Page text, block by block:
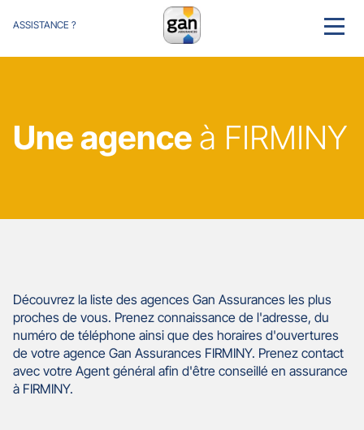
ASSISTANCE ? MENU
Une agence à FIRMINY
Découvrez la liste des agences Gan Assurances les plus
proches de vous. Prenez connaissance de l'adresse, du
numéro de téléphone ainsi que des horaires d'ouvertures
de votre agence Gan Assurances FIRMINY. Prenez contact
avec votre Agent général afin d'être conseillé en assurance
à FIRMINY.